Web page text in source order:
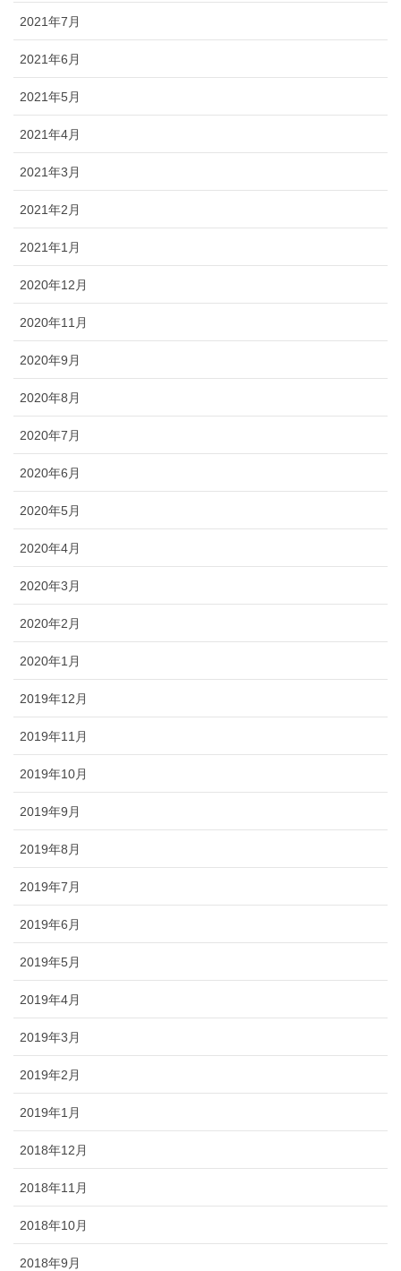
2021年7月
2021年6月
2021年5月
2021年4月
2021年3月
2021年2月
2021年1月
2020年12月
2020年11月
2020年9月
2020年8月
2020年7月
2020年6月
2020年5月
2020年4月
2020年3月
2020年2月
2020年1月
2019年12月
2019年11月
2019年10月
2019年9月
2019年8月
2019年7月
2019年6月
2019年5月
2019年4月
2019年3月
2019年2月
2019年1月
2018年12月
2018年11月
2018年10月
2018年9月